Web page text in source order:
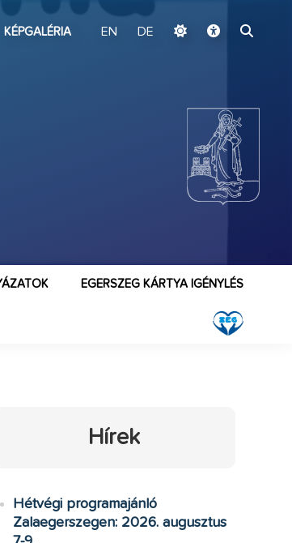
KÉPGALÉRIA EN DE
EGERSZEG KÁRTYA IGÉNYLÉS
Hírek
Hétvégi programajánló
Zalaegerszegen: 2026. augusztus